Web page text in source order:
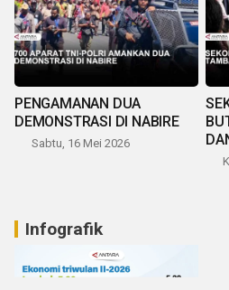
PENGAMANAN DUA
DEMONSTRASI DI NABIRE
Sabtu, 16 Mei 2026
Infografik